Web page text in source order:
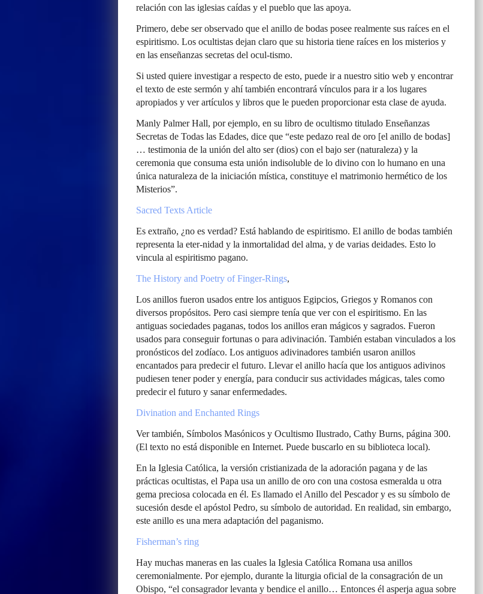
relación con las iglesias caídas y el pueblo que las apoya.
Primero, debe ser observado que el anillo de bodas posee realmente sus raíces en el
espiritismo. Los ocultistas dejan claro que su historia tiene raíces en los misterios y
en las enseñanzas secretas del ocul-tismo.
Si usted quiere investigar a respecto de esto, puede ir a nuestro sitio web y encontrar
el texto de este sermón y ahí también encontrará vínculos para ir a los lugares
apropiados y ver artículos y libros que le pueden proporcionar esta clase de ayuda.
Manly Palmer Hall, por ejemplo, en su libro de ocultismo titulado Enseñanzas
Secretas de Todas las Edades, dice que “este pedazo real de oro [el anillo de bodas]
… testimonia de la unión del alto ser (dios) con el bajo ser (naturaleza) y la
ceremonia que consuma esta unión indisoluble de lo divino con lo humano en una
única naturaleza de la iniciación mística, constituye el matrimonio hermético de los
Misterios”.
Sacred Texts Article
Es extraño, ¿no es verdad? Está hablando de espiritismo. El anillo de bodas también
representa la eter-nidad y la inmortalidad del alma, y de varias deidades. Esto lo
vincula al espiritismo pagano.
The History and Poetry of Finger-Rings,
Los anillos fueron usados entre los antiguos Egipcios, Griegos y Romanos con
diversos propósitos. Pero casi siempre tenía que ver con el espiritismo. En las
antiguas sociedades paganas, todos los anillos eran mágicos y sagrados. Fueron
usados para conseguir fortunas o para adivinación. También estaban vinculados a los
pronósticos del zodíaco. Los antiguos adivinadores también usaron anillos
encantados para predecir el futuro. Llevar el anillo hacía que los antiguos adivinos
pudiesen tener poder y energía, para conducir sus actividades mágicas, tales como
predecir el futuro y sanar enfermedades.
Divination and Enchanted Rings
Ver también, Símbolos Masónicos y Ocultismo Ilustrado, Cathy Burns, página 300.
(El texto no está disponible en Internet. Puede buscarlo en su biblioteca local).
En la Iglesia Católica, la versión cristianizada de la adoración pagana y de las
prácticas ocultistas, el Papa usa un anillo de oro con una costosa esmeralda u otra
gema preciosa colocada en él. Es llamado el Anillo del Pescador y es su símbolo de
sucesión desde el apóstol Pedro, su símbolo de autoridad. En realidad, sin embargo,
este anillo es una mera adaptación del paganismo.
Fisherman’s ring
Hay muchas maneras en las cuales la Iglesia Católica Romana usa anillos
ceremonialmente. Por ejemplo, durante la liturgia oficial de la consagración de un
Obispo, “el consagrador levanta y bendice el anillo… Entonces él asperja agua sobre